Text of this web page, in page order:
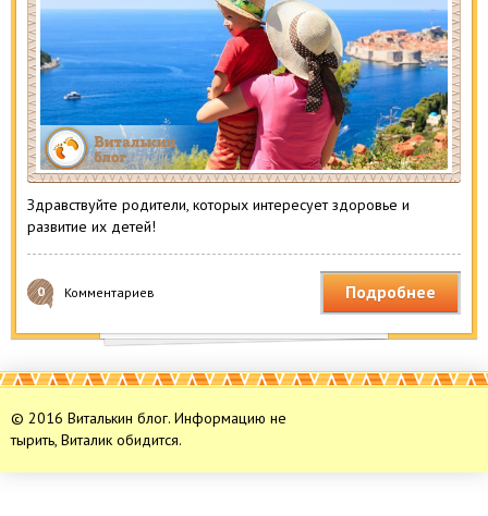
Здравствуйте родители, которых интересует здоровье и
развитие их детей!
0 Комментариев Подробнее
© 2016 Виталькин блог. Информацию не
тырить, Виталик обидится.